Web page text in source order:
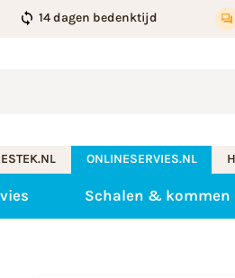
14 dagen bedenktijd
ONLINESERVIES.NL
Schalen & kommen